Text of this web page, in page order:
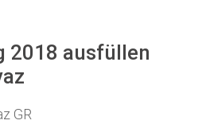
2018 ausfüllen